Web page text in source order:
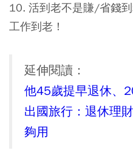
10. 活到老不是賺/省錢
工作到老！
延伸閱讀：
他45歲提早退休、
出國旅行：退休理
夠用